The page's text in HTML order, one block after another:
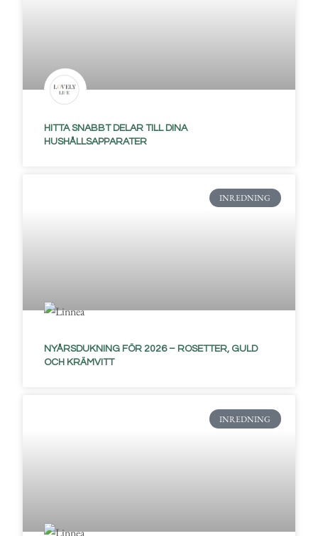
HITTA SNABBT DELAR TILL DINA
HUSHÅLLSAPPARATER
INREDNING
NYÅRSDUKNING FÖR 2026 – ROSETTER, GULD
OCH KRÄMVITT
INREDNING